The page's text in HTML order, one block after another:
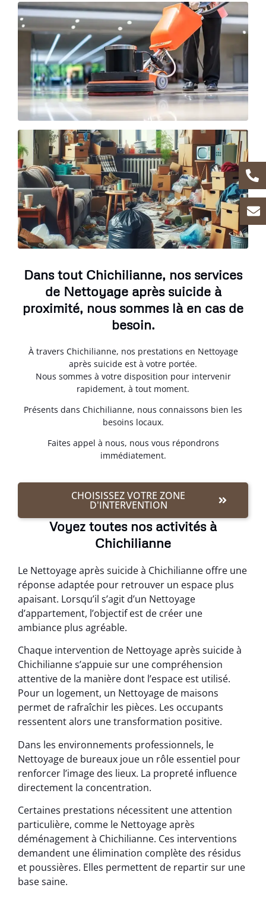
Dans tout Chichilianne, nos services
de Nettoyage après suicide à
proximité, nous sommes là en cas de
besoin.
À travers Chichilianne, nos prestations en Nettoyage
après suicide est à votre portée.
Nous sommes à votre disposition pour intervenir
rapidement, à tout moment.
Présents dans Chichilianne, nous connaissons bien les
besoins locaux.
Faites appel à nous, nous vous répondrons
immédiatement.
CHOISISSEZ VOTRE ZONE
D'INTERVENTION
Voyez toutes nos activités à
Chichilianne
Le Nettoyage après suicide à Chichilianne offre une
réponse adaptée pour retrouver un espace plus
apaisant. Lorsqu’il s’agit d’un Nettoyage
d’appartement, l’objectif est de créer une
ambiance plus agréable.
Chaque intervention de Nettoyage après suicide à
Chichilianne s’appuie sur une compréhension
attentive de la manière dont l’espace est utilisé.
Pour un logement, un Nettoyage de maisons
permet de rafraîchir les pièces. Les occupants
ressentent alors une transformation positive.
Dans les environnements professionnels, le
Nettoyage de bureaux joue un rôle essentiel pour
renforcer l’image des lieux. La propreté influence
directement la concentration.
Certaines prestations nécessitent une attention
particulière, comme le Nettoyage après
déménagement à Chichilianne. Ces interventions
demandent une élimination complète des résidus
et poussières. Elles permettent de repartir sur une
base saine.